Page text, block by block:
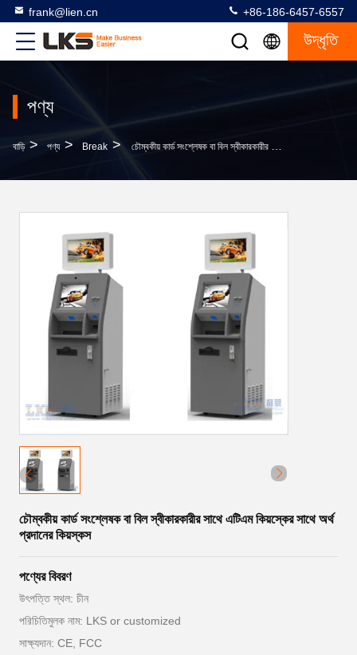
frank@lien.cn +86-186-6457-6557
উদ্ধৃতি
পণ্য
বাড়ি > পণ্য > Break > চৌম্বকীয় কার্ড সংশ্লেষক বা বিল স্বীকারকারীর সাথে এটিএম কিয়স্কের সাথে অর্থ প্রদানের কিয়স্কস
চৌম্বকীয় কার্ড সংশ্লেষক বা বিল স্বীকারকারীর সাথে এটিএম কিয়স্কের সাথে অর্থ
প্রদানের কিয়স্কস
পণ্যের বিবরণ
উৎপত্তি স্থল: চীন
পরিচিতিমুলক নাম: LKS or customized
সাক্ষ্যদান: CE, FCC